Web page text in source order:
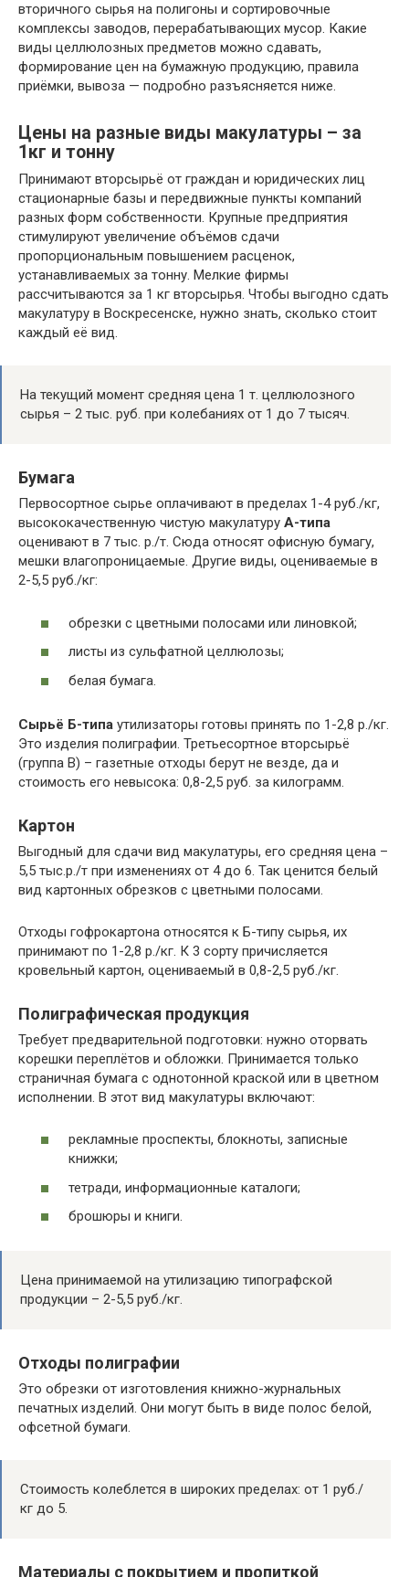
вторичного сырья на полигоны и сортировочные
комплексы заводов, перерабатывающих мусор. Какие
виды целлюлозных предметов можно сдавать,
формирование цен на бумажную продукцию, правила
приёмки, вывоза — подробно разъясняется ниже.
Цены на разные виды макулатуры – за
1кг и тонну
Принимают вторсырьё от граждан и юридических лиц
стационарные базы и передвижные пункты компаний
разных форм собственности. Крупные предприятия
стимулируют увеличение объёмов сдачи
пропорциональным повышением расценок,
устанавливаемых за тонну. Мелкие фирмы
рассчитываются за 1 кг вторсырья. Чтобы выгодно сдать
макулатуру в Воскресенске, нужно знать, сколько стоит
каждый её вид.
На текущий момент средняя цена 1 т. целлюлозного
сырья – 2 тыс. руб. при колебаниях от 1 до 7 тысяч.
Бумага
Первосортное сырье оплачивают в пределах 1-4 руб./кг,
высококачественную чистую макулатуру А-типа
оценивают в 7 тыс. р./т. Сюда относят офисную бумагу,
мешки влагопроницаемые. Другие виды, оцениваемые в
2-5,5 руб./кг:
обрезки с цветными полосами или линовкой;
листы из сульфатной целлюлозы;
белая бумага.
Сырьё Б-типа утилизаторы готовы принять по 1-2,8 р./кг.
Это изделия полиграфии. Третьесортное вторсырьё
(группа В) – газетные отходы берут не везде, да и
стоимость его невысока: 0,8-2,5 руб. за килограмм.
Картон
Выгодный для сдачи вид макулатуры, его средняя цена –
5,5 тыс.р./т при изменениях от 4 до 6. Так ценится белый
вид картонных обрезков с цветными полосами.
Отходы гофрокартона относятся к Б-типу сырья, их
принимают по 1-2,8 р./кг. К 3 сорту причисляется
кровельный картон, оцениваемый в 0,8-2,5 руб./кг.
Полиграфическая продукция
Требует предварительной подготовки: нужно оторвать
корешки переплётов и обложки. Принимается только
страничная бумага с однотонной краской или в цветном
исполнении. В этот вид макулатуры включают:
рекламные проспекты, блокноты, записные
книжки;
тетради, информационные каталоги;
брошюры и книги.
Цена принимаемой на утилизацию типографской
продукции – 2-5,5 руб./кг.
Отходы полиграфии
Это обрезки от изготовления книжно-журнальных
печатных изделий. Они могут быть в виде полос белой,
офсетной бумаги.
Стоимость колеблется в широких пределах: от 1 руб./
кг до 5.
Материалы с покрытием и пропиткой